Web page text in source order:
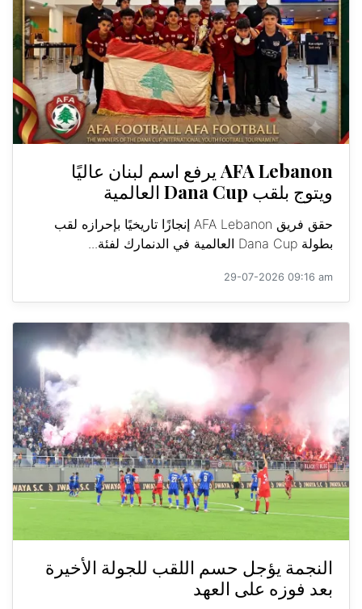
AFA Lebanon يرفع اسم لبنان عاليًا
ويتوج بلقب Dana Cup العالمية
حقق فريق AFA Lebanon إنجازًا تاريخيًا بإحرازه لقب
بطولة Dana Cup العالمية في الدنمارك لفئة...
29-07-2026 09:16 am
النجمة يؤجل حسم اللقب للجولة الأخيرة
بعد فوزه على العهد